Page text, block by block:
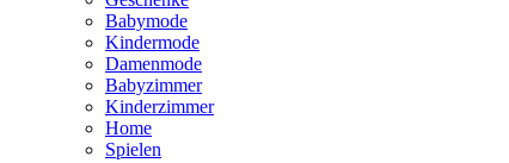
Babymode
Kindermode
Damenmode
Babyzimmer
Kinderzimmer
Home
Spielen